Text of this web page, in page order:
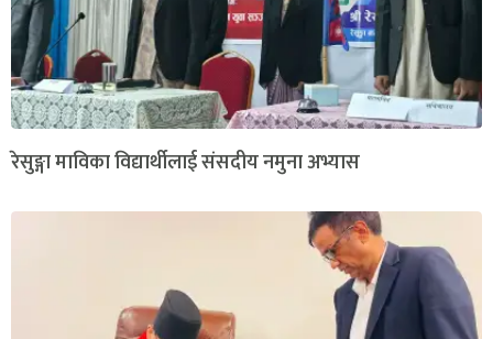
रेसुङ्गा माविका विद्यार्थीलाई संसदीय नमुना अभ्यास